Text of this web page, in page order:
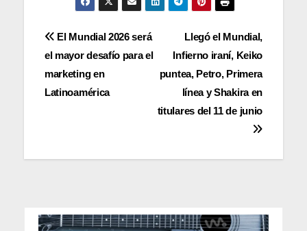
Navegación
de
entradas
Llegó el Mundial,
Infierno iraní, Keiko
puntea, Petro, Primera
línea y Shakira en
titulares del 11 de junio
El Mundial 2026 será
el mayor desafío para el
marketing en
Latinoamérica